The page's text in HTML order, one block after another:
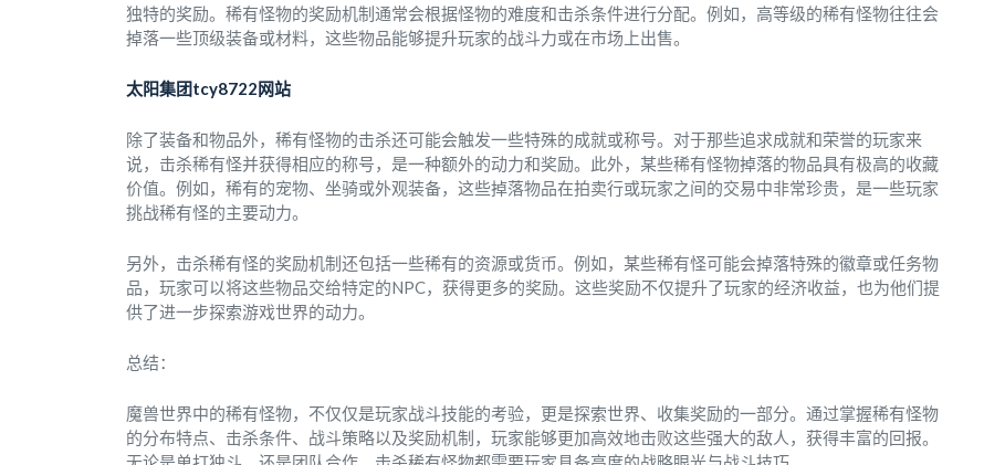
独特的奖励。稀有怪物的奖励机制通常会根据怪物的难度和击杀条件进行分配。例如，高等级的稀有怪物往往会
掉落一些顶级装备或材料，这些物品能够提升玩家的战斗力或在市场上出售。
太阳集团tcy8722网站
除了装备和物品外，稀有怪物的击杀还可能会触发一些特殊的成就或称号。对于那些追求成就和荣誉的玩家来
说，击杀稀有怪并获得相应的称号，是一种额外的动力和奖励。此外，某些稀有怪物掉落的物品具有极高的收藏
价值。例如，稀有的宠物、坐骑或外观装备，这些掉落物品在拍卖行或玩家之间的交易中非常珍贵，是一些玩家
挑战稀有怪的主要动力。
另外，击杀稀有怪的奖励机制还包括一些稀有的资源或货币。例如，某些稀有怪可能会掉落特殊的徽章或任务物
品，玩家可以将这些物品交给特定的NPC，获得更多的奖励。这些奖励不仅提升了玩家的经济收益，也为他们提
供了进一步探索游戏世界的动力。
总结：
魔兽世界中的稀有怪物，不仅仅是玩家战斗技能的考验，更是探索世界、收集奖励的一部分。通过掌握稀有怪物
的分布特点、击杀条件、战斗策略以及奖励机制，玩家能够更加高效地击败这些强大的敌人，获得丰富的回报。